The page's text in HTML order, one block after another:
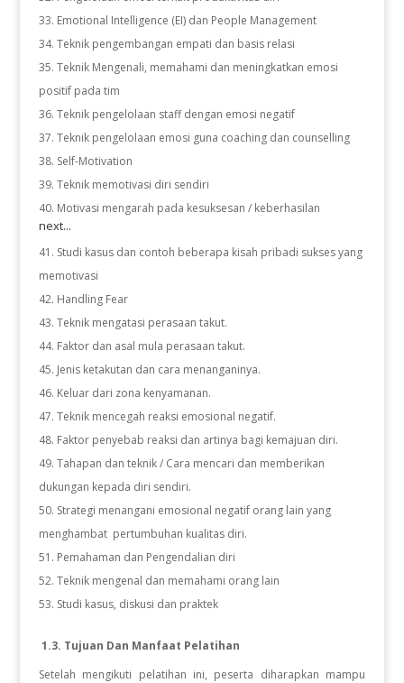
Emotional Intelligence (EI) dan People Management
Teknik pengembangan empati dan basis relasi
Teknik Mengenali, memahami dan meningkatkan emosi
positif pada tim
Teknik pengelolaan staff dengan emosi negatif
Teknik pengelolaan emosi guna coaching dan counselling
Self-Motivation
Teknik memotivasi diri sendiri
Motivasi mengarah pada kesuksesan / keberhasilan
next...
Studi kasus dan contoh beberapa kisah pribadi sukses yang
memotivasi
Handling Fear
Teknik mengatasi perasaan takut.
Faktor dan asal mula perasaan takut.
Jenis ketakutan dan cara menanganinya.
Keluar dari zona kenyamanan.
Teknik mencegah reaksi emosional negatif.
Faktor penyebab reaksi dan artinya bagi kemajuan diri.
Tahapan dan teknik / Cara mencari dan memberikan
dukungan kepada diri sendiri.
Strategi menangani emosional negatif orang lain yang
menghambat pertumbuhan kualitas diri.
Pemahaman dan Pengendalian diri
Teknik mengenal dan memahami orang lain
Studi kasus, diskusi dan praktek
1.3. Tujuan Dan Manfaat Pelatihan
Setelah mengikuti pelatihan ini, peserta diharapkan mampu